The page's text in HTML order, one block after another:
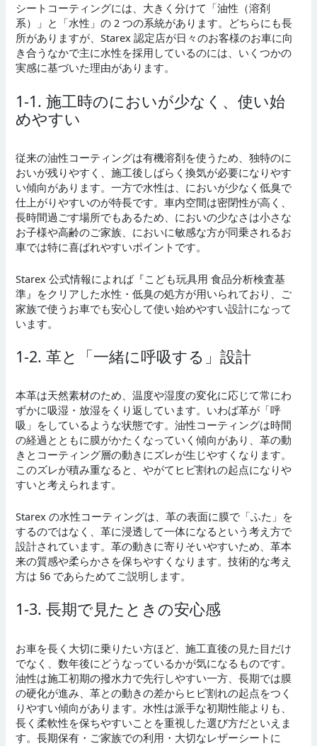
シートコーティングには、大きく分けて「油性（溶剤
系）」と「水性」の 2 つの系統があります。どちらにも長
所がありますが、Starex 認定店が日々のお客様のお車に向
き合うなかで主に水性を採用しているのには、いくつかの
実感に基づいた理由があります。
1-1. 施工時のにおいが少なく、使い始
めやすい
従来の油性コーティングは有機溶剤を使うため、独特のに
おいが残りやすく、施工後しばらく換気が必要になりやす
い傾向があります。一方で水性は、においが少なく低臭で
仕上がりやすいのが特長です。車内空間は密閉性が高く、
長時間過ごす場所でもあるため、においの少なさは小さな
お子様や高齢のご家族、においに敏感な方が同乗されるお
車では特に喜ばれやすいポイントです。
Starex 公式情報によれば『こども玩具用 食品分析検査基
準』をクリアした水性・低臭の処方が用いられており、ご
家族で使うお車でも安心して使い始めやすい設計になって
います。
1-2. 革と「一緒に呼吸する」設計
本革は天然素材のため、温度や湿度の変化に応じて常にわ
ずかに吸湿・放湿をくり返しています。いわば革が「呼
吸」をしているような状態です。油性コーティングは時間
の経過とともに膜がかたくなっていく傾向があり、革の動
きとコーティング層の動きにズレが生じやすくなります。
このズレが積み重なると、やがてヒビ割れの起点になりや
すいと考えられます。
Starex の水性コーティングは、革の表面に膜で「ふた」を
するのではなく、革に浸透して一体になるという考え方で
設計されています。革の動きに寄りそいやすいため、革本
来の質感や柔らかさを保ちやすくなります。技術的な考え
方は §6 であらためてご説明します。
1-3. 長期で見たときの安心感
お車を長く大切に乗りたい方ほど、施工直後の見た目だけ
でなく、数年後にどうなっているかが気になるものです。
油性は施工初期の撥水力で先行しやすい一方、長期では膜
の硬化が進み、革との動きの差からヒビ割れの起点をつく
りやすい傾向があります。水性は派手な初期性能よりも、
長く柔軟性を保ちやすいことを重視した選び方だといえま
す。長期保有・ご家族での利用・大切なレザーシートに